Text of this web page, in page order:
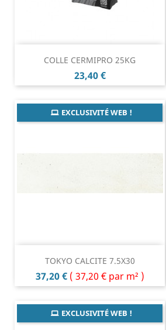
COLLE CERMIPRO 25KG
Prix
23,40 €
TOKYO CALCITE 7.5X30
Prix
37,20 € ( 37,20 € par m² )
EXCLUSIVITÉ WEB !
EXCLUSIVITÉ WEB !